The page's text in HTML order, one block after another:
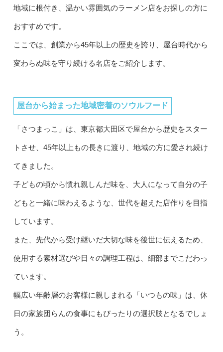
地域に根付き、温かい雰囲気のラーメン店をお探しの方に
おすすめです。
ここでは、創業から45年以上の歴史を誇り、屋台時代から
変わらぬ味を守り続ける名店をご紹介します。
屋台から始まった地域密着のソウルフード
「さつまっこ」は、東京都大田区で屋台から歴史をスター
トさせ、45年以上もの長きに渡り、地域の方に愛され続け
てきました。
子どもの頃から慣れ親しんだ味を、大人になって自分の子
どもと一緒に味わえるような、世代を超えた店作りを目指
しています。
また、先代から受け継いだ大切な味を後世に伝えるため、
使用する素材選びや日々の調理工程は、細部までこだわっ
ています。
幅広い年齢層のお客様に親しまれる「いつもの味」は、休
日の家族団らんの食事にもぴったりの選択肢となるでしょ
う。